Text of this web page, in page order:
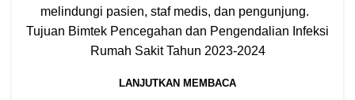
melindungi pasien, staf medis, dan pengunjung.
Tujuan Bimtek Pencegahan dan Pengendalian Infeksi
Rumah Sakit Tahun 2023-2024
LANJUTKAN MEMBACA